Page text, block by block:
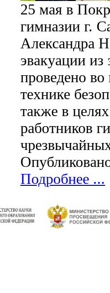
25 мая в
гимназии г.
Александра
эвакуации
проведено во
технике
также в
работников
Подробнее ...